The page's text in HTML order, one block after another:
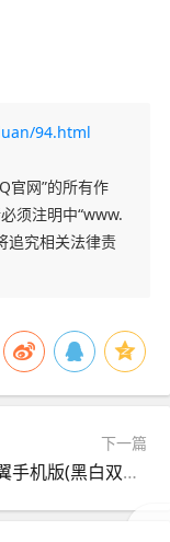
94.html
官网”的所有作
须注明中“www.
追究相关法律责
下一篇
黑白双翼手机版(黑白双翼psp手机版)